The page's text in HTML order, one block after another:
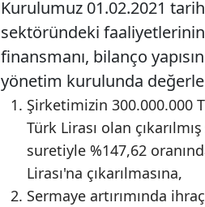
Kurulumuz 01.02.2021
sektöründeki faaliyetlerinin
finansmanı, bilanço
yönetim kurulunda
Şirketimizin 300.000.000
Türk Lirası olan
suretiyle %147,62
Lirası'na çıkarılmasına,
Sermaye artırımında